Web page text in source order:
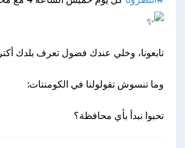
تابعونا، وخلي عندك فضول تعرف بلدك أكتر
وما تنسوش تقولولنا في الكومنتات:
تحبوا نبدأ بأي محافظة؟